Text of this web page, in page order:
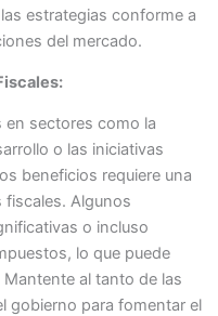
estrategias conforme a
del mercado.
en sectores como la
o las iniciativas
beneficios requiere una
Algunos
o incluso
lo que puede
al tanto de las
gobierno para fomentar el